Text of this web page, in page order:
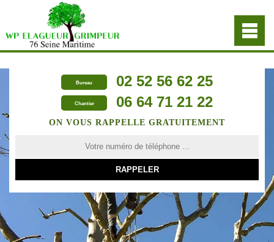
Bureau 02 52 56 62 25
Chantier 06 64 71 21 22
ON VOUS RAPPELLE GRATUITEMENT